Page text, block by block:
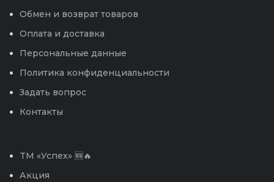
Обмен и возврат товаров
Оплата и доставка
Персональные данные
Политика конфиденциальности
Задать вопрос
Контакты
TM «Успех» 🆕🔥
Акция